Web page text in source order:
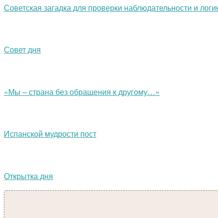
Советская загадка для проверки наблюдательности и
Совет дня
«Мы – страна без обращения к другому…»
Испанской мудрости пост
Открытка дня